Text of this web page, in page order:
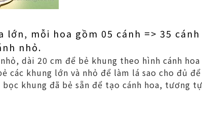
lớn, mỗi hoa gồm 05 cánh => 35
nhỏ.
dài 20 cm để bẻ khung theo hình cánh
các khung lớn và nhỏ để làm lá sao cho đủ
bọc khung đã bẻ sẵn để tạo cánh hoa, tương